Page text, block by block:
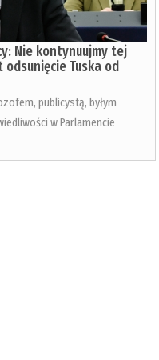
Nie kontynuujmy tej
Tuska od
publicystą, byłym
w Parlamencie